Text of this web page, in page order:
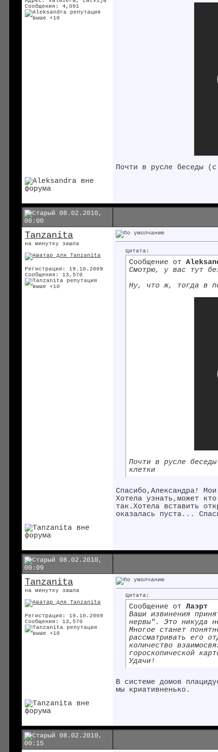
Сообщения: 4,091
Почти в русле беседы
08.02.2010,
00:00
Tanzanita
на минутку зашла
Регистрация: 19.10.2009
Сообщения: 13,570
Цитата:
Сообщение от
Смотрю, у вас тут
Ну, что ж, тогда в
Почти в русле
клетки
Спасибо,Александра!
Хотела узнать,может
так.Хотела вставить
оказалась пуста...
08.02.2010,
00:09
Tanzanita
на минутку зашла
Регистрация: 19.10.2009
Сообщения: 13,570
Цитата:
Сообщение от Лаэрт
Ваши извинения
нервы". Это никуда
Многое станет
рассматривать его
количество
гороскопической
Удачи!
В системе домов
мы криативненько.
08.02.2010,
00:15